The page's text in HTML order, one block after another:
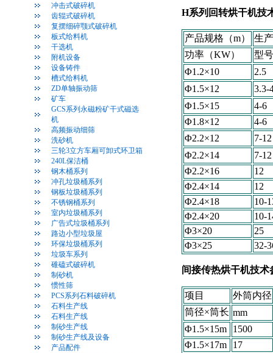
冲击式破碎机
齿辊式破碎机
复摆细碎颚式破碎机
板式给料机
干选机
附机设备
设备铸件
槽式给料机
ZD单轴振动筛
矿车
GCS系列永磁粉矿干式磁选
机
高频振动细筛
洗砂机
三轮3立方车厢可卸式环卫箱
240L保洁桶
钢木桶系列
冲孔垃圾桶系列
钢板垃圾桶系列
不锈钢桶系列
室内垃圾桶系列
广告式垃圾桶系列
路边小型垃圾屋
环保垃圾桶系列
垃圾车系列
碓磕式破碎机
制砂机
惯性筛
PCS系列石料破碎机
石料生产线
石料生产线
制砂生产线
制砂生产线及设备
产品配件
H系列回转烘干机技
产品规格（m）
生
功率（KW）
型号
Φ1.2×10
2.5
Φ1.5×12
3.3-
Φ1.5×15
4-6
Φ1.8×12
4-6
Φ2.2×12
7-12
Φ2.2×14
7-12
Φ2.2×16
12
Φ2.4×14
12
Φ2.4×18
10-
Φ2.4×20
10-
Φ3×20
25
Φ3×25
32-
间接传热烘干机技术
项目
外筒内径
筒径×筒长 mm
Φ1.5×15m
1500
Φ1.5×17m
17